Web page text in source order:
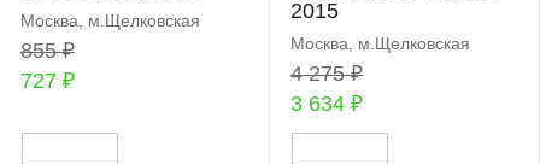
Москва, м.Щелковская
855 ₽
727 ₽
2015
Москва, м.Щелковская
4 275 ₽
3 634 ₽